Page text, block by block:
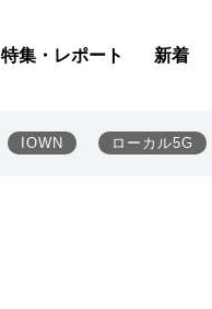
特集・レポート 新着
IOWN ローカル5G